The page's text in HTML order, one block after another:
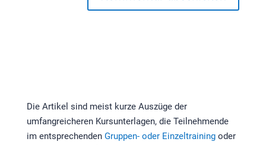
Die Artikel sind meist kurze Auszüge der
umfangreicheren Kursunterlagen, die Teilnehmende
im entsprechenden Gruppen- oder Einzeltrainingoder